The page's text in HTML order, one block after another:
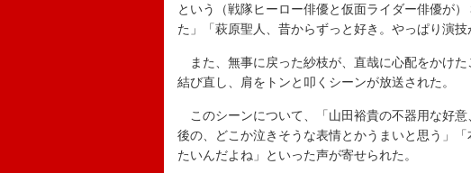
という（戦隊ヒーロー俳優と仮面ライダー俳優が
た」「萩原聖人、昔からずっと好き。やっぱり演技
また、無事に戻った紗枝が、直哉に心配をかけ
結び直し、肩をトンと叩くシーンが放送された。
このシーンについて、「山田裕貴の不器用な好
後の、どこか泣きそうな表情とかうまいと思う」
たいんだよね」といった声が寄せられた。